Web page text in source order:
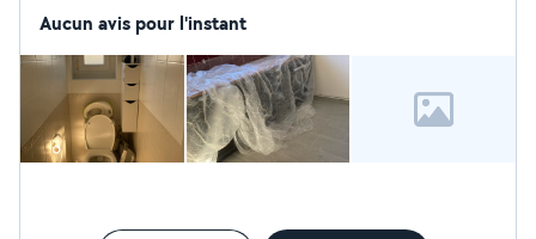
Aucun avis pour l'instant